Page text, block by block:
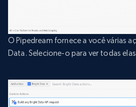
O Pipedream fornece a você várias
Data. Selecione-o para ver todas